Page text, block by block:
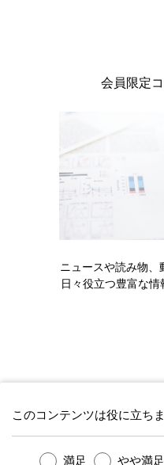
このコンテンツは役に立ち
満足 やや満足
メディカルアフェアーズ情報
診療サポート
オンラインMR
Astellas
会員限定
ニュースや読み物、
日々役立つ豊富な情